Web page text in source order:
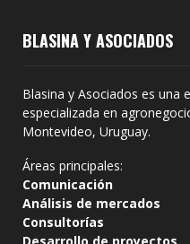
BLASINA Y ASOCIADOS
Blasina y Asociados es una
especializada en
Montevideo, Uruguay.
Áreas principales:
Comunicación
Análisis de mercados
Consultorías